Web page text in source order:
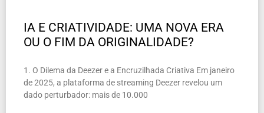
IA E CRIATIVIDADE: UMA NOVA ERA
OU O FIM DA ORIGINALIDADE?
1. O Dilema da Deezer e a Encruzilhada Criativa Em janeiro
de 2025, a plataforma de streaming Deezer revelou um
dado perturbador: mais de 10.000